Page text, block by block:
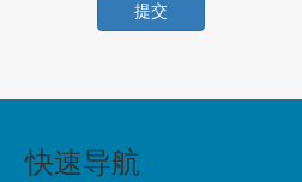
⑦无“脱粒”现象：聚四氟乙烯烧
用。
聚四氟乙烯折叠膜具有更高的耐臭氧
提交
快速导航